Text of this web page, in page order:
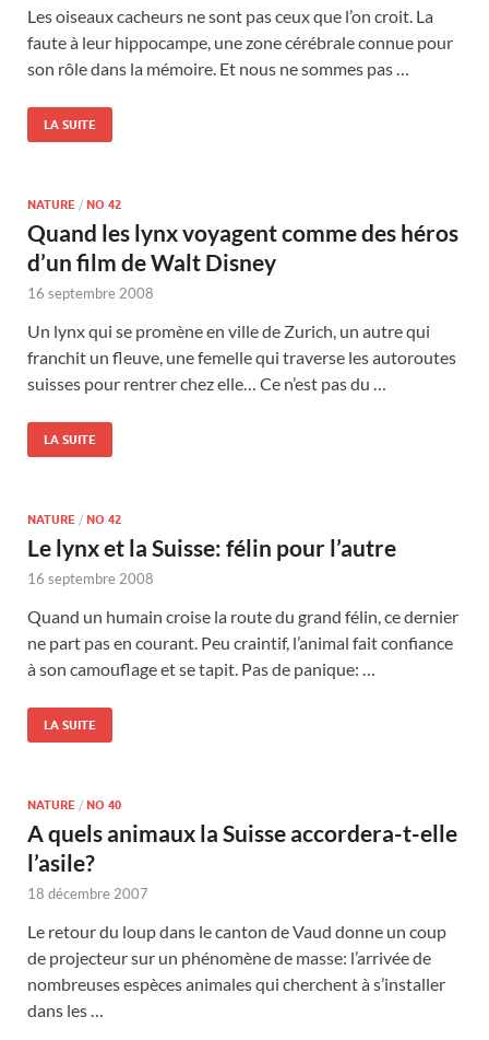
Les oiseaux cacheurs ne sont pas ceux que l’on croit. La
faute à leur hippocampe, une zone cérébrale connue pour
son rôle dans la mémoire. Et nous ne sommes pas …
LA SUITE
NATURE / NO 42
Quand les lynx voyagent comme des héros
d’un film de Walt Disney
16 septembre 2008
Un lynx qui se promène en ville de Zurich, un autre qui
franchit un fleuve, une femelle qui traverse les autoroutes
suisses pour rentrer chez elle… Ce n’est pas du …
LA SUITE
NATURE / NO 42
Le lynx et la Suisse: félin pour l’autre
16 septembre 2008
Quand un humain croise la route du grand félin, ce dernier
ne part pas en courant. Peu craintif, l’animal fait confiance
à son camouflage et se tapit. Pas de panique: …
LA SUITE
NATURE / NO 40
A quels animaux la Suisse accordera-t-elle
l’asile?
18 décembre 2007
Le retour du loup dans le canton de Vaud donne un coup
de projecteur sur un phénomène de masse: l’arrivée de
nombreuses espèces animales qui cherchent à s’installer
dans les …